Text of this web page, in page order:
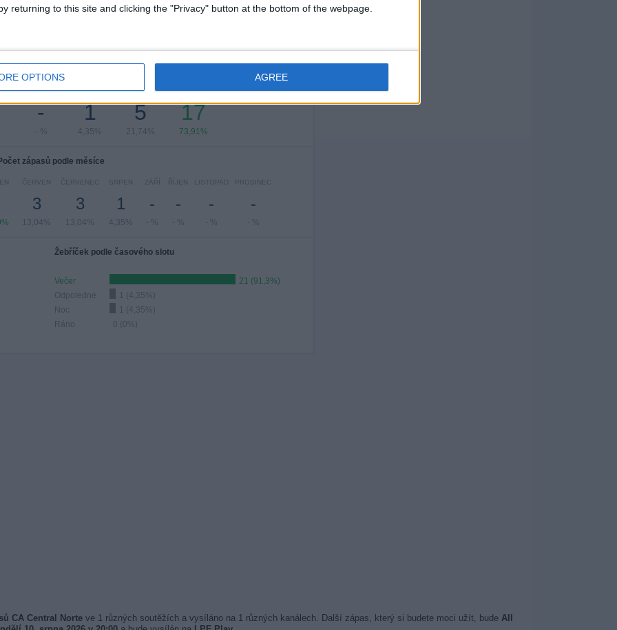
returning to this site and clicking the "Privacy" button at the bottom of the webpage.
OPTIONS AGREE
ČTVRTEK
-
- %
PÁTEK
1
4,35%
SOBOTA
5
21,74%
NEDĚLE
17
73,91%
zápasů podle měsíce
ČERVEN
3
13,04%
ČERVENEC
3
13,04%
SRPEN
1
4,35%
ZÁŘÍ
-
- %
ŘÍJEN
-
- %
LISTOPAD
-
- %
PROSINEC
-
- %
Žebříček podle časového slotu
Večer
21 (91,3%)
Odpoledne
1 (4,35%)
Noc
1 (4,35%)
Ráno
0 (0%)
CA Central Norteve 1 různých soutěžích a vysíláno na 1 různých kanálech. Další zápas, který si budete moci užít, bude All